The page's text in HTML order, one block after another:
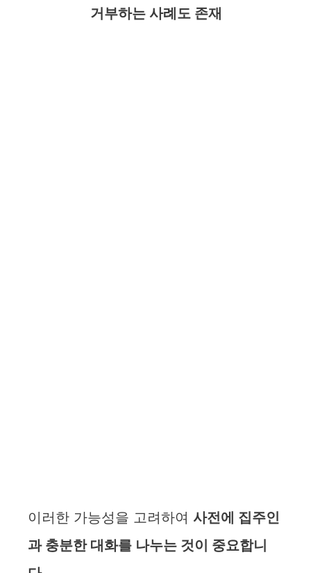
거부하는 사례도 존재
이러한 가능성을 고려하여 사전에 집주인
과 충분한 대화를 나누는 것이 중요합니